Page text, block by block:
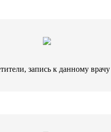
запись к данному врачу